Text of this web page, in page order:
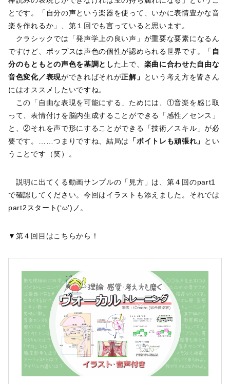
とです。「自分の声という楽器を使って、いかに表情豊かな音
楽を作れるか」、第１回でも言っていると思います。
クラシックでは「発声学上の良い声」が重要な要素になるん
ですけど、ポップスは声色の個性が認められる世界です。「 自
分のもともとの声色を基調とした上で、 楽曲に合わせた自由な
音色変化／表現ができればそれが正解」
という考え方を皆さん
にはオススメしたいですね。
この「自由な表現を可能にする」ためには、①音楽を感じ取
って、表情付けを脳内生成することができる「感性／センス」
と、②それを声で形にすることができる「技術／スキル」が必
要です。……つまりですね、結局は
「ボイトレも頑張れ」
とい
うことです（笑）。
説明に出てくる動画サンプルの「見方」は、第４回のpart1
で確認してください。今回はイラストも添えました。それでは
part2スタート(‘ω’)ノ。
▼第４回目はこちらから！